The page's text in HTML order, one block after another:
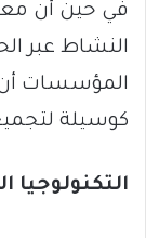
في حين أن
النشاط عبر
المؤسسات أن
كوسيلة
التكنولوجيا